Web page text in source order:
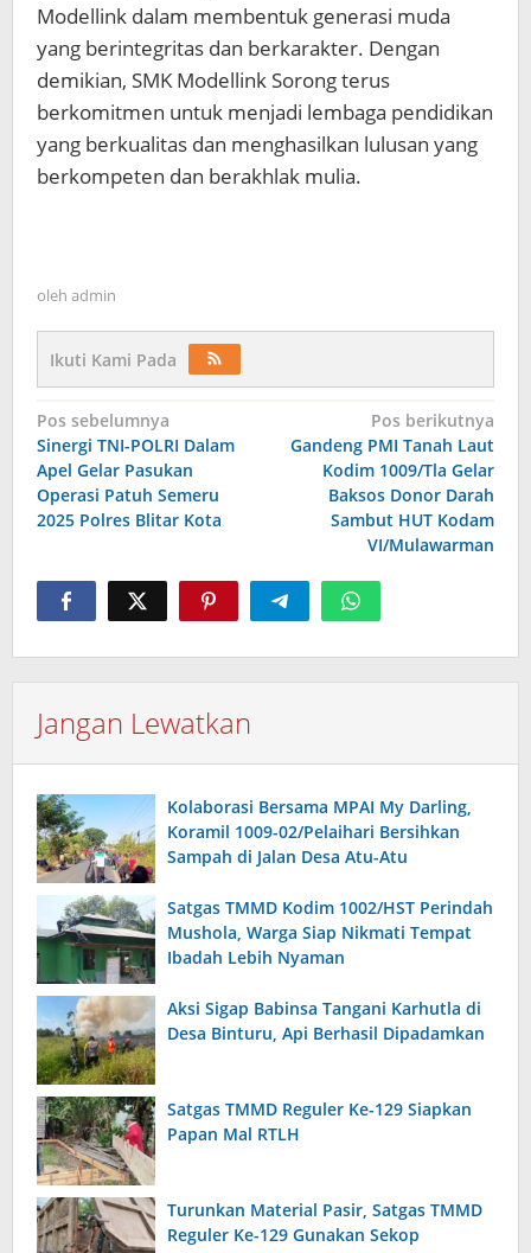
Modellink dalam membentuk generasi muda
yang berintegritas dan berkarakter. Dengan
demikian, SMK Modellink Sorong terus
berkomitmen untuk menjadi lembaga pendidikan
yang berkualitas dan menghasilkan lulusan yang
berkompeten dan berakhlak mulia.
oleh admin
Ikuti Kami Pada
Navigasi
pos
Pos sebelumnya
Sinergi TNI-POLRI Dalam
Apel Gelar Pasukan
Operasi Patuh Semeru
2025 Polres Blitar Kota
Pos berikutnya
Gandeng PMI Tanah Laut
Kodim 1009/Tla Gelar
Baksos Donor Darah
Sambut HUT Kodam
VI/Mulawarman
Jangan Lewatkan
Kolaborasi Bersama MPAI My Darling,
Koramil 1009-02/Pelaihari Bersihkan
Sampah di Jalan Desa Atu-Atu
Satgas TMMD Kodim 1002/HST Perindah
Mushola, Warga Siap Nikmati Tempat
Ibadah Lebih Nyaman
Aksi Sigap Babinsa Tangani Karhutla di
Desa Binturu, Api Berhasil Dipadamkan
Satgas TMMD Reguler Ke-129 Siapkan
Papan Mal RTLH
Turunkan Material Pasir, Satgas TMMD
Reguler Ke-129 Gunakan Sekop